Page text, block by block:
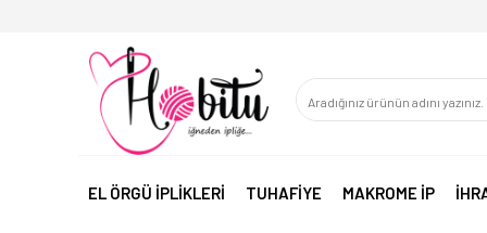
EL ÖRGÜ İPLİKLERİ TUHAFİYE MAKROME İP